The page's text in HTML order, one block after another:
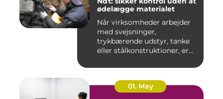
ødelægge materialet
Når virksomheder arbejder
med svejsninger,
trykbærende udstyr, tanke
eller stålkonstruktioner, er
01. May